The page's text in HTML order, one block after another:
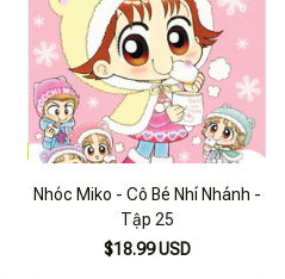
Nhóc Miko - Cô Bé Nhí Nhánh -
Tập 25
$18.99 USD